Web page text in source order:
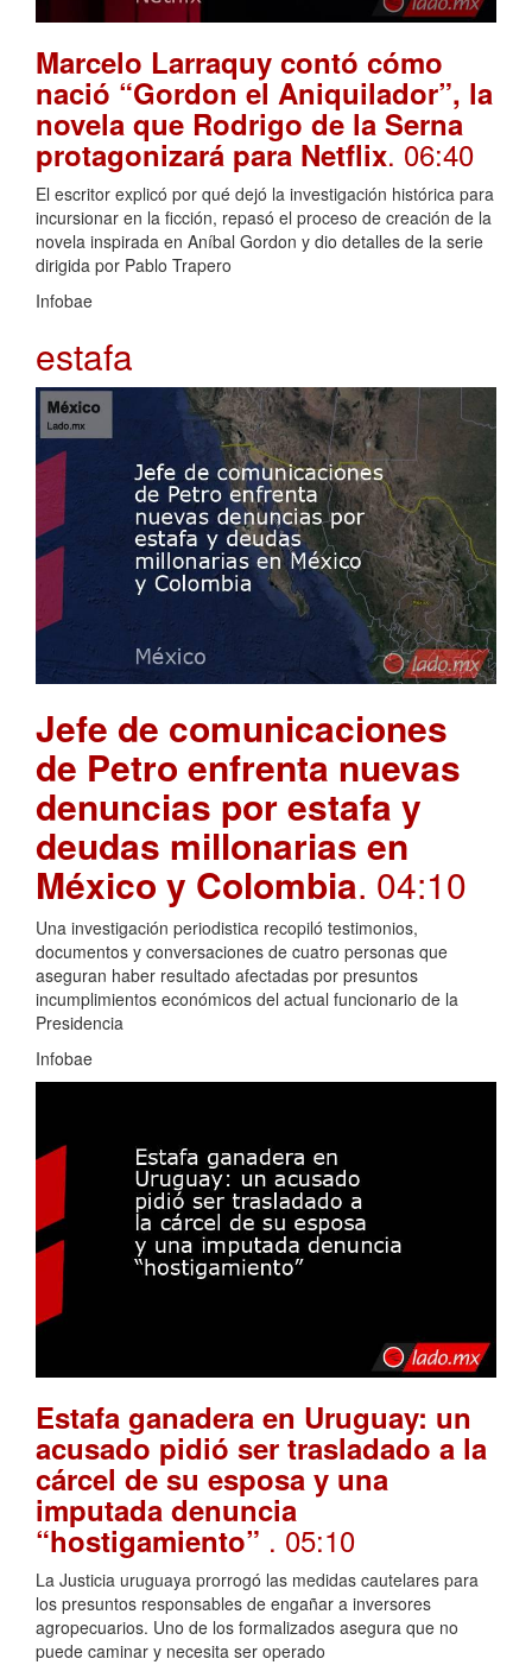
Marcelo Larraquy contó cómo
nació “Gordon el Aniquilador”, la
novela que Rodrigo de la Serna
protagonizará para Netflix. 06:40
El escritor explicó por qué dejó la investigación histórica para
incursionar en la ficción, repasó el proceso de creación de la
novela inspirada en Aníbal Gordon y dio detalles de la serie
dirigida por Pablo Trapero
Infobae
estafa
Jefe de comunicaciones
de Petro enfrenta nuevas
denuncias por estafa y
deudas millonarias en
México y Colombia. 04:10
Una investigación periodistica recopiló testimonios,
documentos y conversaciones de cuatro personas que
aseguran haber resultado afectadas por presuntos
incumplimientos económicos del actual funcionario de la
Presidencia
Infobae
Estafa ganadera en Uruguay: un
acusado pidió ser trasladado a la
cárcel de su esposa y una
imputada denuncia
“hostigamiento” . 05:10
La Justicia uruguaya prorrogó las medidas cautelares para
los presuntos responsables de engañar a inversores
agropecuarios. Uno de los formalizados asegura que no
puede caminar y necesita ser operado